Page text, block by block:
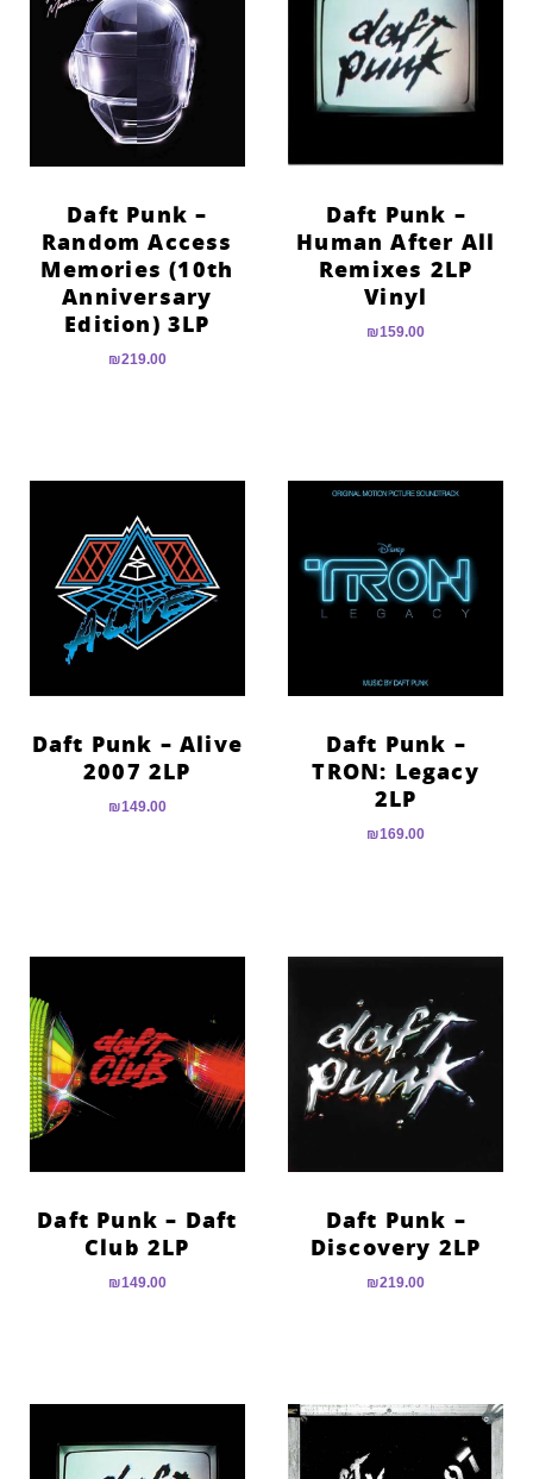
הוסף קו תחתון לקישורים
סמן קישורים
כל
Daft Punk –
Human After All
Remixes 2LP
Vinyl
₪159.00
Daft Punk –
Random Access
Memories (10th
Anniversary
Edition) 3LP
₪219.00
Daft Punk –
TRON: Legacy
2LP
₪169.00
Daft Punk – Alive
2007 2LP
₪149.00
Daft Punk –
Discovery 2LP
₪219.00
Daft Punk – Daft
Club 2LP
₪149.00